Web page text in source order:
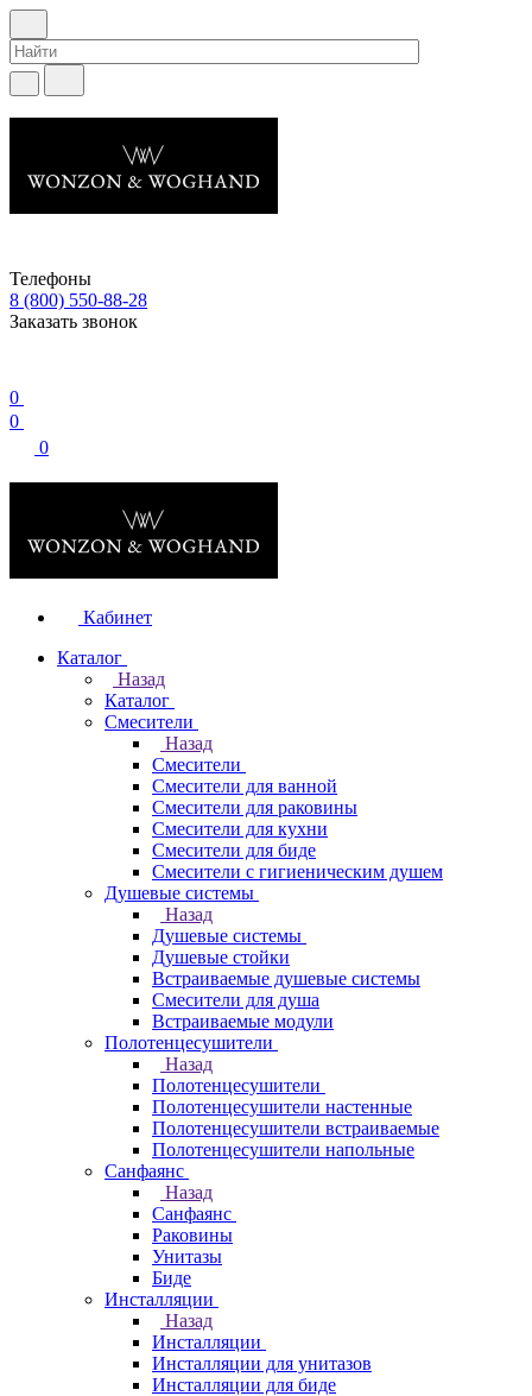
Телефоны
8 (800) 550-88-28
Заказать звонок
0
0
0
Кабинет
Каталог
Назад
Каталог
Смесители
Назад
Смесители
Смесители для ванной
Смесители для раковины
Смесители для кухни
Смесители для биде
Смесители с гигиеническим душем
Душевые системы
Назад
Душевые системы
Душевые стойки
Встраиваемые душевые системы
Смесители для душа
Встраиваемые модули
Полотенцесушители
Назад
Полотенцесушители
Полотенцесушители настенные
Полотенцесушители встраиваемые
Полотенцесушители напольные
Санфаянс
Назад
Санфаянс
Раковины
Унитазы
Биде
Инсталляции
Назад
Инсталляции
Инсталляции для унитазов
Инсталляции для биде